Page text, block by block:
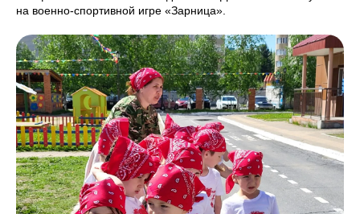
на военно‑спортивной игре «Зарница».